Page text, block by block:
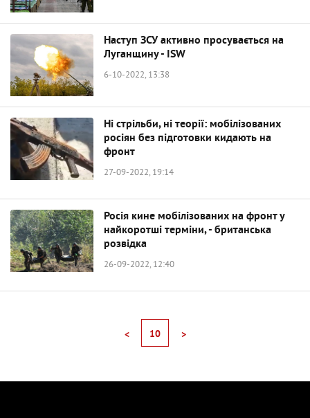
Наступ ЗСУ активно просувається на
Луганщину - ISW
6-10-2022, 13:38
Ні стрільби, ні теорії: мобілізованих
росіян без підготовки кидають на
фронт
27-09-2022, 19:14
Росія кине мобілізованих на фронт у
найкоротші терміни, - британська
розвідка
26-09-2022, 12:40
< 10 >